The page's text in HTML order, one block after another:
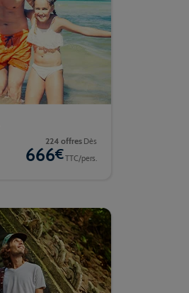
224 offres Dès
666€TTC/pers.